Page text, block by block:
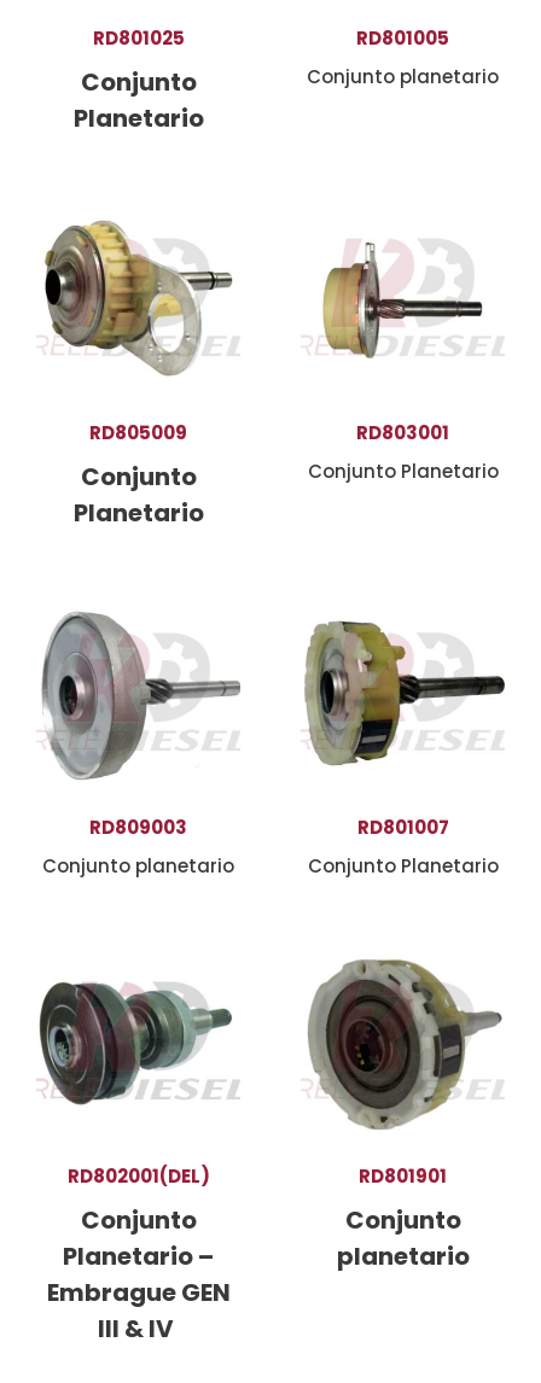
RD801025
Conjunto
Planetario
RD801005
Conjunto planetario
RD805009
Conjunto
Planetario
RD803001
Conjunto Planetario
RD809003
Conjunto planetario
RD801007
Conjunto Planetario
RD802001(DEL)
Conjunto
Planetario –
Embrague GEN
III & IV
RD801901
Conjunto
planetario